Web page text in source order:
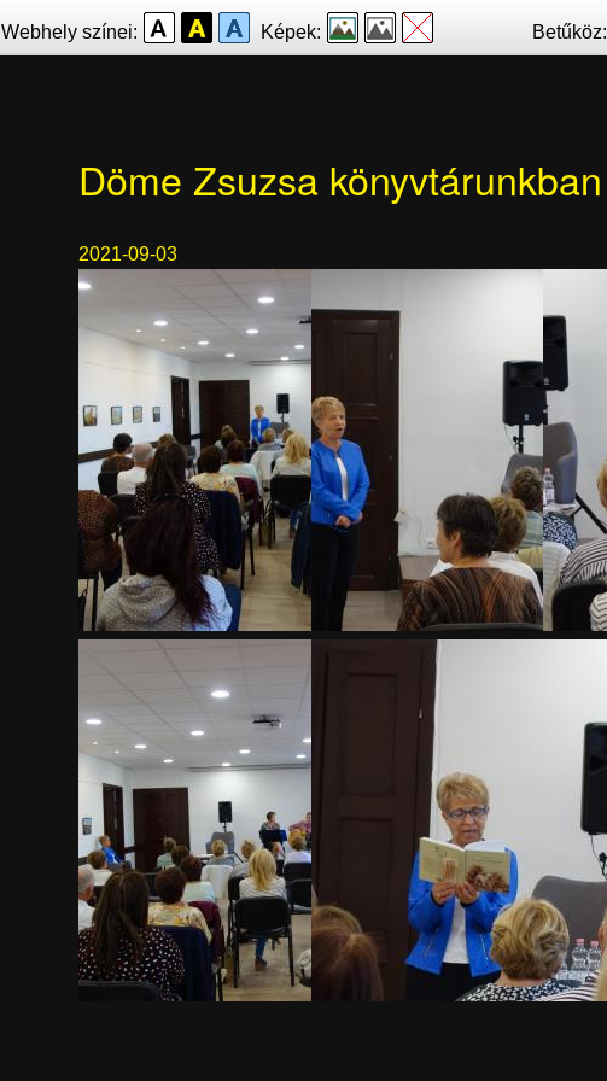
Webhely színei: Képek: Betűköz:
Döme Zsuzsa könyvtárunkban
2021-09-03